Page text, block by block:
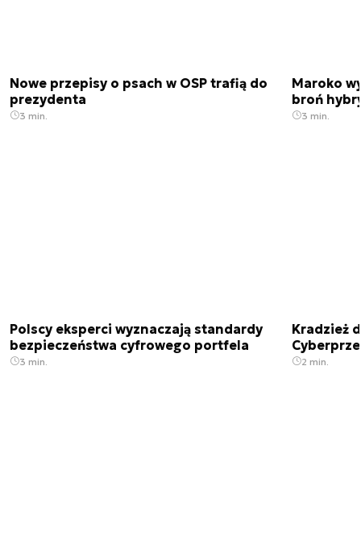
Nowe przepisy o psach w OSP trafią do
prezydenta
3 min.
Maroko
broń
3 min.
Polscy eksperci wyznaczają standardy
bezpieczeństwa cyfrowego portfela
3 min.
Kradzież
2 min.